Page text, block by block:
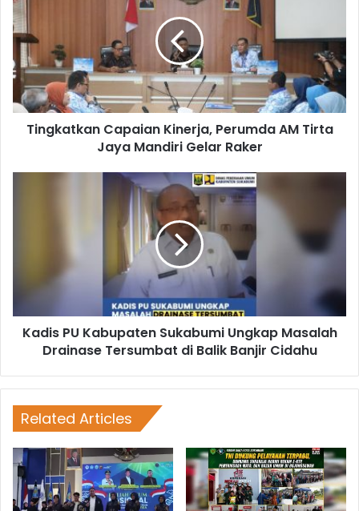
Tingkatkan Capaian Kinerja, Perumda AM Tirta
Jaya Mandiri Gelar Raker
Kadis PU Kabupaten Sukabumi Ungkap Masalah
Drainase Tersumbat di Balik Banjir Cidahu
Related Articles